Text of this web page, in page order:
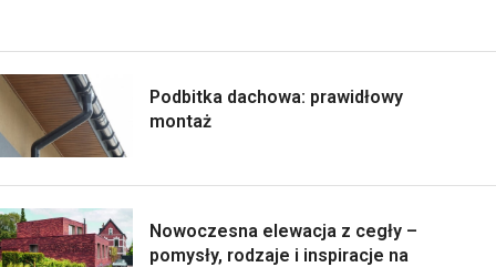
Podbitka dachowa: prawidłowy
montaż
Nowoczesna elewacja z cegły –
pomysły, rodzaje i inspiracje na